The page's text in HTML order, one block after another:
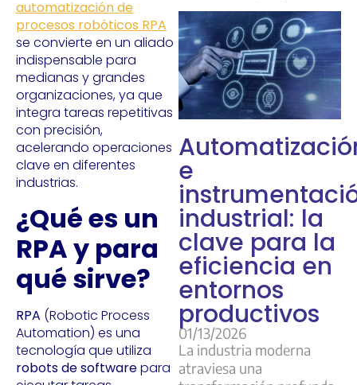
automatización de
procesos robóticos RPA
se convierte en un aliado
indispensable para
medianas y grandes
organizaciones, ya que
integra tareas repetitivas
con precisión,
acelerando operaciones
clave en diferentes
industrias.
¿Qué es un
RPA y para
qué sirve?
RPA (Robotic Process
Automation) es una
tecnología que utiliza
robots de softwarepara
e
industrial: la
clave para la
eficiencia en
entornos
productivos
01/13/2026
La industria moderna
atraviesa una